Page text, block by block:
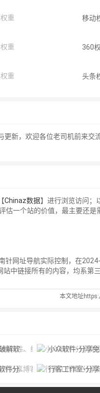
移动
360
头条
更新，欢迎各位老司机前来交
Chinaz数据】进行浏览访问；
一个站的价值，最主要还
网址导航实际控制，在
中链接所有的内容，均系第
本文地址
解软件资源分享平台 小众软件-分享免费、小巧、实用、有趣、绿
、精简与优化。 行客工作室-分享各种精品软件下载、经典电影和各种